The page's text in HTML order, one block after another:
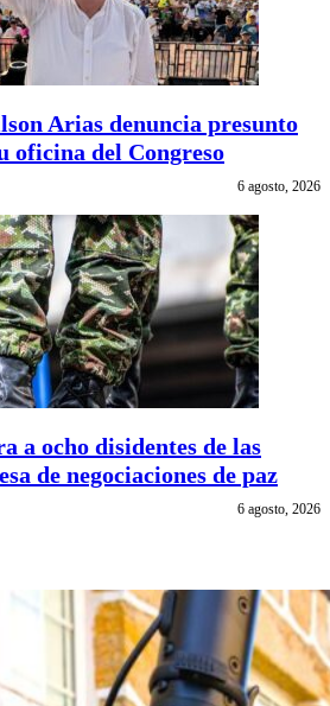
Arias denuncia presunto
oficina del Congreso
6 agosto, 2026
a ocho disidentes de las
de negociaciones de paz
6 agosto, 2026